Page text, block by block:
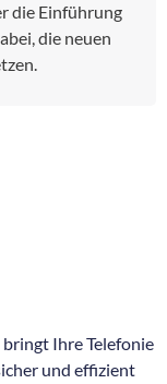
die Einführung
die neuen
bringt Ihre Telefonie
und effizient